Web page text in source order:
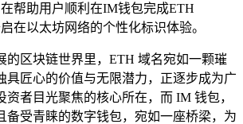
帮助用户顺利在IM钱包完成ETH
在以太坊网络的个性化标识体验。
的区块链世界里，ETH 域名宛如一颗璀
具匠心的价值与无限潜力，正逐步成为广
资者目光聚焦的核心所在，而 IM 钱包，
备受青睐的数字钱包，宛如一座桥梁，为